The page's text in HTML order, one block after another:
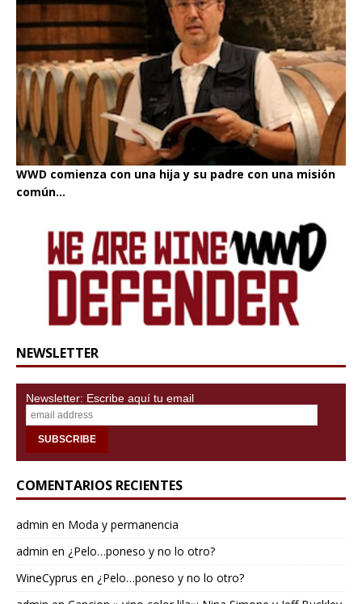
WWD comienza con una hija y su padre con una misión
común...
NEWSLETTER
Newsletter: Escribe aquí tu email
COMENTARIOS RECIENTES
admin en Moda y permanencia
admin en ¿Pelo…poneso y no lo otro?
WineCyprus en ¿Pelo…poneso y no lo otro?